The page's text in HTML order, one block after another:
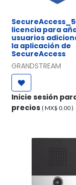
licencia para
usuarios
la aplicación de
SecureAccess
GRANDSTREAM
Inicie sesión
precios ( MX$ 0.00)